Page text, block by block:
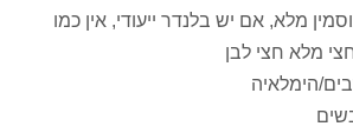
מלא, אם יש בלנדר ייעודי, אין כמו
מלא חצי לבן